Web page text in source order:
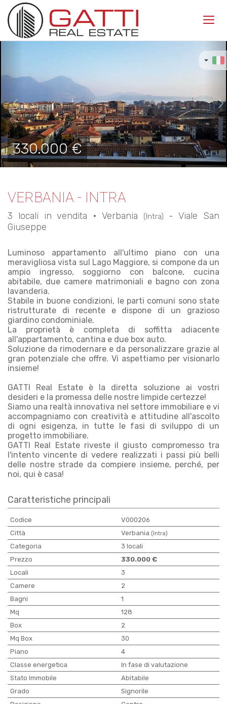
330.000 €
VERBANIA - INTRA
3 locali in vendita • Verbania (Intra)
- Viale San
Giuseppe
Luminoso appartamento all'ultimo piano con una
meravigliosa vista sul Lago Maggiore, si compone da un
ampio ingresso, soggiorno con balcone, cucina
abitabile, due camere matrimoniali e bagno con zona
lavanderia.
Stabile in buone condizioni, le parti comuni sono state
ristrutturate di recente e dispone di un grazioso
giardino condominiale.
La proprietà è completa di soffitta adiacente
all'appartamento, cantina e due box auto.
Soluzione da rimodernare e da personalizzare grazie al
gran potenziale che offre. Vi aspettiamo per visionarlo
insieme!
GATTI Real Estate è la diretta soluzione ai vostri
desideri e la promessa delle nostre limpide certezze!
Siamo una realtà innovativa nel settore immobiliare e vi
accompagniamo con creatività e attitudine all'ascolto
di ogni esigenza, in tutte le fasi di sviluppo di un
progetto immobiliare.
GATTI Real Estate riveste il giusto compromesso tra
l'intento vincente di vedere realizzati i passi più belli
delle nostre strade da compiere insieme, perché, per
noi, qui è casa!
Caratteristiche principali
Codice
V000206
Città
Verbania (Intra)
Categoria
3 locali
Prezzo
330.000 €
Locali
3
Camere
2
Bagni
1
Mq
128
Box
2
Mq Box
30
Piano
4
Classe energetica
In fase di valutazione
Stato Immobile
Abitabile
Grado
Signorile